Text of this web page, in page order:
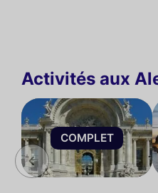
Activités aux
COMPLET